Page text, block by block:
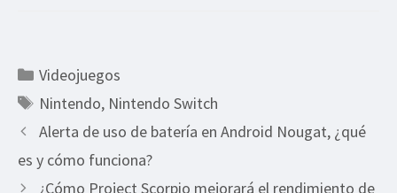
Categorías
Videojuegos
Etiquetas
Nintendo, Nintendo Switch
Alerta de uso de batería en Android Nougat, ¿qué
es y cómo funciona?
¿Cómo Project Scorpio mejorará el rendimiento de